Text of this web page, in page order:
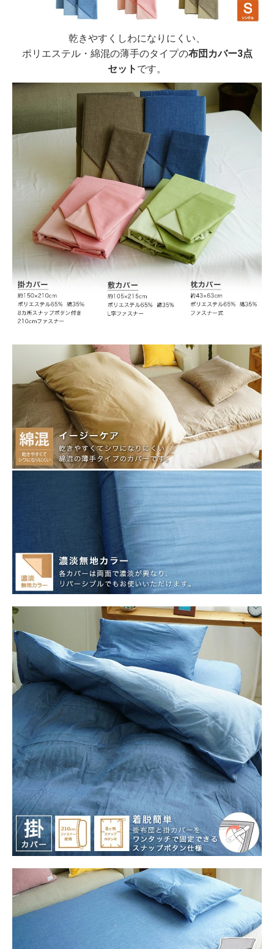
乾きやすくしわになりにくい、
ポリエステル・綿混の薄手のタイプの布団カバー3点
セット です。